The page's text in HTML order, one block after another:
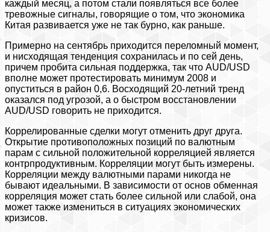
каждый месяц, а потом стали появляться все более
тревожные сигналы, говорящие о том, что экономика
Китая развивается уже не так бурно, как раньше.
Примерно на сентябрь приходится переломный момент,
и нисходящая тенденция сохранилась и по сей день,
причем пробита сильная поддержка, так что AUD/USD
вполне может протестировать минимум 2008 и
опуститься в район 0,6. Восходящий 20-летний тренд
оказался под угрозой, а о быстром восстановлении
AUD/USD говорить не приходится.
Коррелированные сделки могут отменить друг друга.
Открытие противоположных позиций по валютным
парам с сильной положительной корреляцией является
контрпродуктивным. Корреляции могут быть измерены.
Корреляции между валютными парами никогда не
бывают идеальными. В зависимости от основ обменная
корреляция может стать более сильной или слабой, она
может также измениться в ситуациях экономических
кризисов.